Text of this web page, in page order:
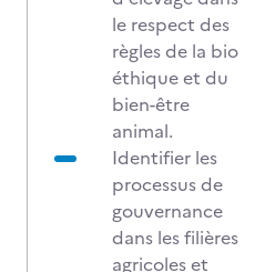
le respect des
règles de la bio
éthique et du
bien-être
animal.
Identifier les
processus de
gouvernance
dans les filières
agricoles et